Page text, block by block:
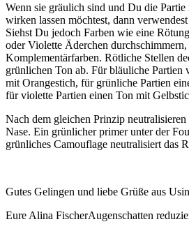
Wenn sie gräulich sind und Du die
wirken lassen möchtest, dann
Siehst Du jedoch Farben wie eine
oder Violette Äderchen
Komplementärfarben. Rötliche Stellen
grünlichen Ton ab. Für bläuliche Partien
mit Orangestich, für grünliche Partien
für violette Partien einen Ton mit
Nach dem gleichen Prinzip
Nase. Ein grünlicher primer unter der
grünliches Camouflage neutralisiert das
Gutes Gelingen und liebe Grüße aus
Eure Alina FischerAugenschatten